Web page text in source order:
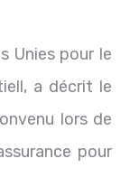
Unies pour le
a décrit le
lors de
pour